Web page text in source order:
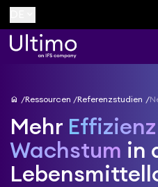
home Ressourcen Referenzstudien
Mehr Effizienz
Wachstum in